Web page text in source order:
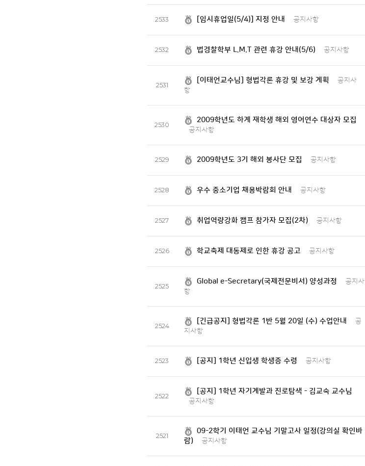
2533 [임시휴업일(5/4)] 지정 안내 공지사항
2532 법경찰학부 L.M.T 관련 휴강 안내(5/6) 공지사항
2531
[이태언교수님] 형법각론 휴강 및 보강 계획
공지사
항
2530
2009학년도 하계 재학생 해외 영어연수 대상자 모집
공지사항
2529 2009학년도 3기 해외 봉사단 모집 공지사항
2528 우수 중소기업 채용박람회 안내 공지사항
2527 취업역량강화 캠프 참가자 모집(2차) 공지사항
2526 학교축제 대동제로 인한 휴강 공고 공지사항
2525
Global e-Secretary(국제전문비서) 양성과정
공지사
항
2524
[긴급공지] 형법각론 1반 5월 20일 (수) 수업안내
공
지사항
2523 [공지] 1학년 신입생 학생증 수령 공지사항
2522
[공지] 1학년 자기계발과 진로탐색 - 김교숙 교수님
공지사항
2521
09-2학기 이태언 교수님 기말고사 일정(강의실 확인바
람)
공지사항